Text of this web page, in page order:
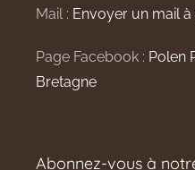
Mail : Envoyer un mail
Page Facebook : Polen
Bretagne
Abonnez-vous à